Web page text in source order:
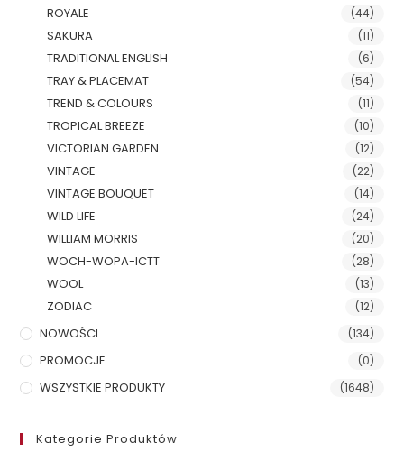
ROYALE (44)
SAKURA (11)
TRADITIONAL ENGLISH (6)
TRAY & PLACEMAT (54)
TREND & COLOURS (11)
TROPICAL BREEZE (10)
VICTORIAN GARDEN (12)
VINTAGE (22)
VINTAGE BOUQUET (14)
WILD LIFE (24)
WILLIAM MORRIS (20)
WOCH-WOPA-ICTT (28)
WOOL (13)
ZODIAC (12)
NOWOŚCI (134)
PROMOCJE (0)
WSZYSTKIE PRODUKTY (1648)
Kategorie Produktów